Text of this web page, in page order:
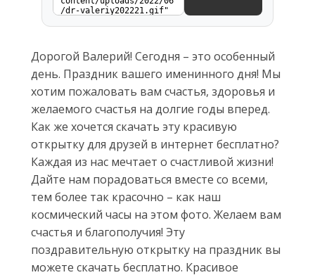
Дорогой Валерий! Сегодня – это особенный
день. Праздник вашего именинного дня! Мы
хотим пожаловать вам счастья, здоровья и
желаемого счастья на долгие годы вперед.
Как же хочется скачать эту красивую
открытку для друзей в интернет бесплатно?
Каждая из нас мечтает о счастливой жизни!
Дайте нам порадоваться вместе со всеми,
тем более так красочно – как наш
космический часы на этом фото. Желаем вам
счастья и благополучия! Эту
поздравительную открытку на праздник вы
можете скачать бесплатно. Красивое